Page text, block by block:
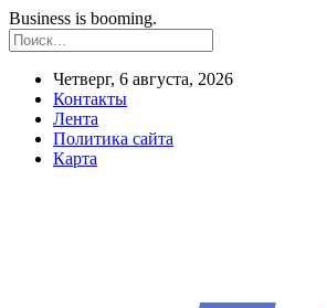
Business is booming.
Четверг, 6 августа, 2026
Контакты
Лента
Политика сайта
Карта